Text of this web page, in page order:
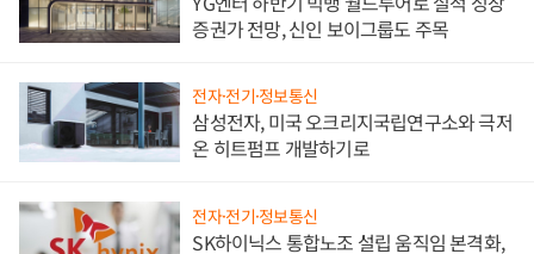
증권가 전망, 신인 보이그룹도 주목
전자·전기·정보통신
삼성전자, 미국 오크리지국립연구소와 극저
온 히트펌프 개발하기로
전자·전기·정보통신
SK하이닉스 통합노조 설립 움직임 본격화,